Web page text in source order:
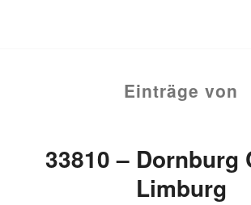
Einträge von
33810 – Dornburg
Limburg